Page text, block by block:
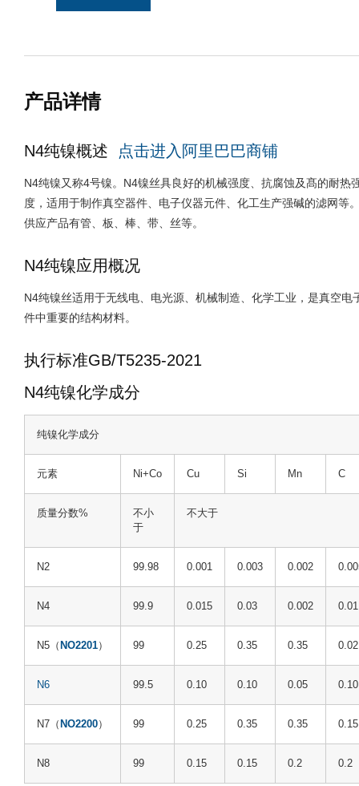
产品详情
N4纯镍概述 点击进入阿里巴巴商铺
N4纯镍又称4号镍。N4镍丝具良好的机械强度、抗腐蚀及髙的耐热
度，适用于制作真空器件、电子仪器元件、化工生产强碱的滤网等
供应产品有管、板、棒、带、丝等。
N4纯镍应用概况
N4纯镍丝适用于无线电、电光源、机械制造、化学工业，是真空电
件中重要的结构材料。
执行标准GB/T5235-2021
N4纯镍化学成分
纯镍化学成分
元素 Ni+Co Cu Si Mn C
质量分数%
不小
于
不大于
N2 99.98 0.001 0.003 0.002
N4 99.9 0.015 0.03 0.002 0.01
N5（ NO2201） 99 0.25 0.35 0.35 0.02
N6 99.5 0.10 0.10 0.05 0.10
N7（ NO2200） 99 0.25 0.35 0.35 0.15
N8 99 0.15 0.15 0.2 0.2